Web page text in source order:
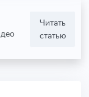
Читать
статью